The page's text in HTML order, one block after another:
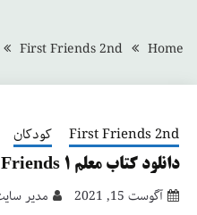
Home
First Friends 2nd
First Friends 2nd کودکان
دانلود کتاب معلم First Friends 1 ویرایش دوم
آگوست 15, 2021 مدیر